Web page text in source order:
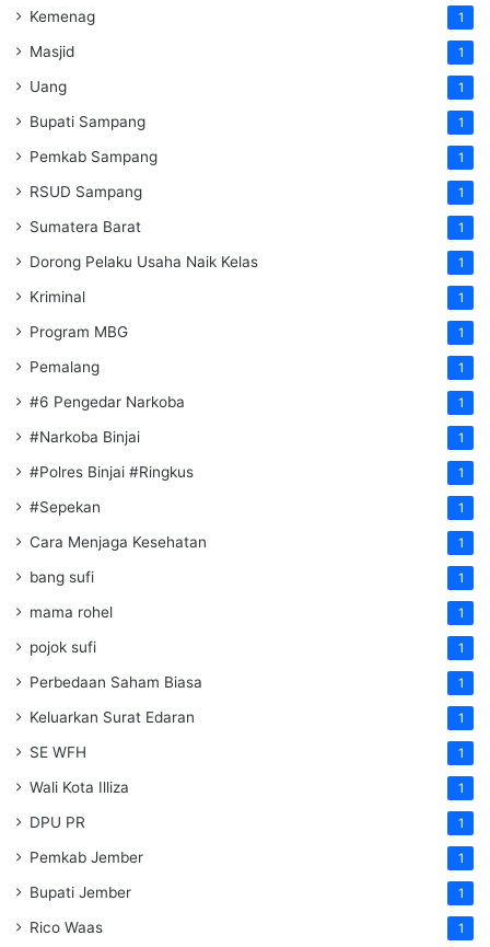
Kemenag 1
Masjid 1
Uang 1
Bupati Sampang 1
Pemkab Sampang 1
RSUD Sampang 1
Sumatera Barat 1
Dorong Pelaku Usaha Naik Kelas 1
Kriminal 1
Program MBG 1
Pemalang 1
#6 Pengedar Narkoba 1
#Narkoba Binjai 1
#Polres Binjai #Ringkus 1
#Sepekan 1
Cara Menjaga Kesehatan 1
bang sufi 1
mama rohel 1
pojok sufi 1
Perbedaan Saham Biasa 1
Keluarkan Surat Edaran 1
SE WFH 1
Wali Kota Illiza 1
DPU PR 1
Pemkab Jember 1
Bupati Jember 1
Rico Waas 1